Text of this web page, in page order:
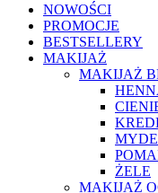
NOWOŚCI
PROMOCJE
BESTSELLERY
MAKIJAŻ
MAKIJAŻ
ŻELE
MAKIJAŻ